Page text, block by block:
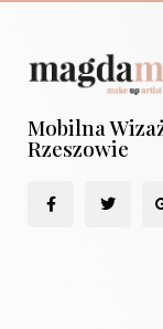
Mobilna
Rzeszowie